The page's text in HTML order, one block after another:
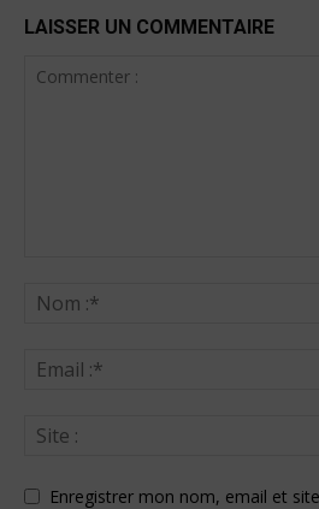
LAISSER UN COMMENTAIRE
Enregistrer mon nom, email et